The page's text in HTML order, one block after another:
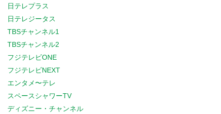
日テレプラス
日テレジータス
TBSチャンネル1
TBSチャンネル2
フジテレビONE
フジテレビNEXT
エンタメ〜テレ
スペースシャワーTV
ディズニー・チャンネル